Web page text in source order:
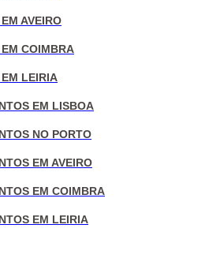
AVEIRO
COIMBRA
LEIRIA
EM LISBOA
NO PORTO
EM AVEIRO
EM COIMBRA
EM LEIRIA